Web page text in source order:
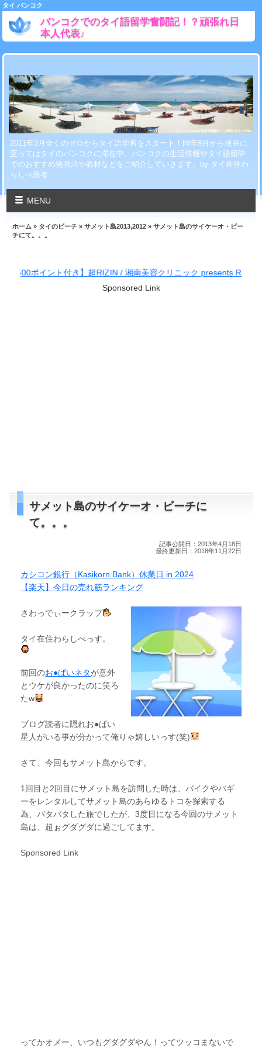
タイ バンコク
バンコクでのタイ語留学奮闘記！？頑張れ日
本人代表♪
2011年3月全くのゼロからタイ語学習をスタート！同年9月から現在に
至ってはタイのバンコクに滞在中。バンコクの生活情報やタイ語留学
でのおすすめ勉強法や教材などをご紹介していきます。by タイ在住わ
らしべ長者
MENU
ホーム » タイのビーチ »サメット島2013,2012 » サメット島のサイケーオ・ビー
チにて。。。
付き】超RIZIN / 湘南美容クリニック presents RIZIN.38
Sponsored Link
サメット島のサイケーオ・ビーチに
て。。。
記事公開日：2013年4月18日
最終更新日：2018年11月22日
カシコン銀行（Kasikorn Bank）休業日 in 2024
【楽天】今日の売れ筋ランキング
さわっでぃークラップ
タイ在住わらしべっす。
前回のお●ぱいネタが意外
とウケが良かったのに笑ろ
たw
ブログ読者に隠れお●ぱい
星人がいる事が分かって俺りゃ嬉しいっす(笑)
さて、今回もサメット島からです。
1回目と2回目にサメット島を訪問した時は、バイクやバギ
ーをレンタルしてサメット島のあらゆるトコを探索する
為、バタバタした旅でしたが、3度目になる今回のサメット
島は、超ぉグダグダに過ごしてます。
Sponsored Link
ってかオメー、いつもグダグダやん！ってツッコまないで